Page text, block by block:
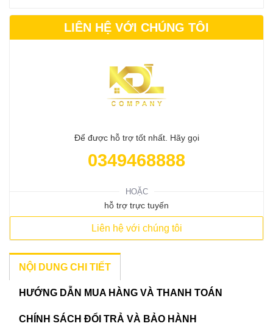
LIÊN HỆ VỚI CHÚNG TÔI
Để được hỗ trợ tốt nhất. Hãy gọi
0349468888
HOẶC
hỗ trợ trực tuyến
Liên hệ với chúng tôi
NỘI DUNG CHI TIẾT
HƯỚNG DẪN MUA HÀNG VÀ THANH TOÁN
CHÍNH SÁCH ĐỔI TRẢ VÀ BẢO HÀNH